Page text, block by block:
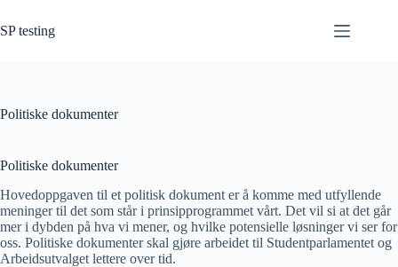
til
innholdet
SP testing
Politiske dokumenter
Politiske dokumenter
Hovedoppgaven til et politisk dokument er å komme med utfyllende
meninger til det som står i prinsipprogrammet vårt. Det vil si at det går
mer i dybden på hva vi mener, og hvilke potensielle løsninger vi ser for
oss. Politiske dokumenter skal gjøre arbeidet til Studentparlamentet og
Arbeidsutvalget lettere over tid.